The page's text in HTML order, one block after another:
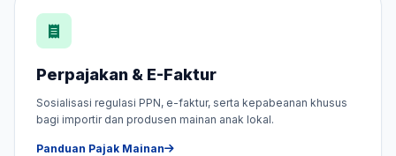
Perpajakan & E-Faktur
Sosialisasi regulasi PPN, e-faktur, serta kepabeanan khusus
bagi importir dan produsen mainan anak lokal.
Panduan Pajak Mainan